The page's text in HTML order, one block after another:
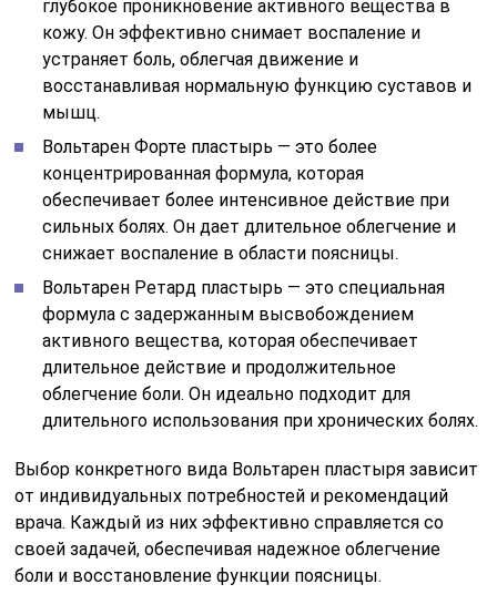
глубокое проникновение активного вещества в
кожу. Он эффективно снимает воспаление и
устраняет боль, облегчая движение и
восстанавливая нормальную функцию суставов и
мышц.
Вольтарен Форте пластырь — это более
концентрированная формула, которая
обеспечивает более интенсивное действие при
сильных болях. Он дает длительное облегчение и
снижает воспаление в области поясницы.
Вольтарен Ретард пластырь — это специальная
формула с задержанным высвобождением
активного вещества, которая обеспечивает
длительное действие и продолжительное
облегчение боли. Он идеально подходит для
длительного использования при хронических болях.
Выбор конкретного вида Вольтарен пластыря зависит
от индивидуальных потребностей и рекомендаций
врача. Каждый из них эффективно справляется со
своей задачей, обеспечивая надежное облегчение
боли и восстановление функции поясницы.